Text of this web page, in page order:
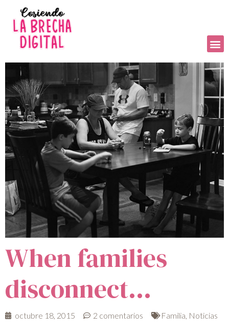
When families
disconnect…
octubre 18, 2015 2 comentarios Familia, Noticias